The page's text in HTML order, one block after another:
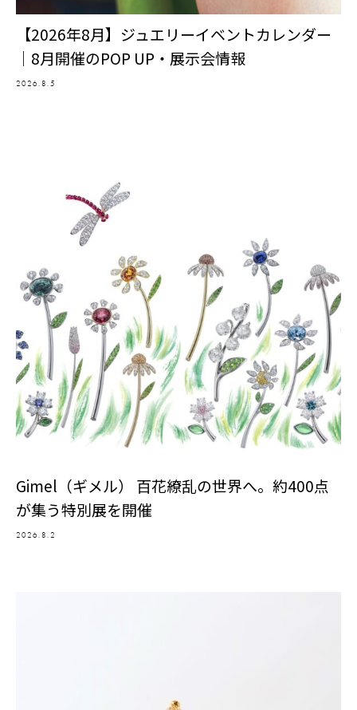
【2026年8月】ジュエリーイベントカレンダー
｜8月開催のPOP UP・展示会情報
2026.8.5
Gimel（ギメル） 百花繚乱の世界へ。約400点
が集う特別展を開催
2026.8.2